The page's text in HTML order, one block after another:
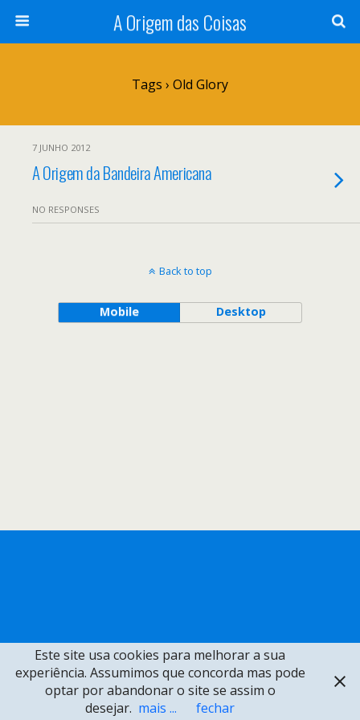
A Origem das Coisas
Tags › Old Glory
7 JUNHO 2012
A Origem da Bandeira Americana
NO RESPONSES
Back to top
Mobile Desktop
Este site usa cookies para melhorar a sua
experiência. Assumimos que concorda mas pode
optar por abandonar o site se assim o
desejar. mais ... fechar